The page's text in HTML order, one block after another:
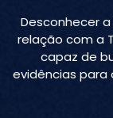
Desconhecer
relação com a
capaz de
evidências